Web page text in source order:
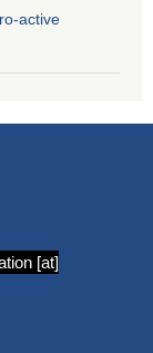
active
[at]